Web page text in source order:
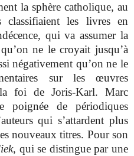
la sphère catholique, au
classifiaient les livres en
qui va assumer la
ne le croyait jusqu’à
négativement qu’on ne le
sur les œuvres
foi de Joris-Karl. Marc
poignée de périodiques
qui s’attardent plus
nouveaux titres. Pour son
, qui se distingue par une